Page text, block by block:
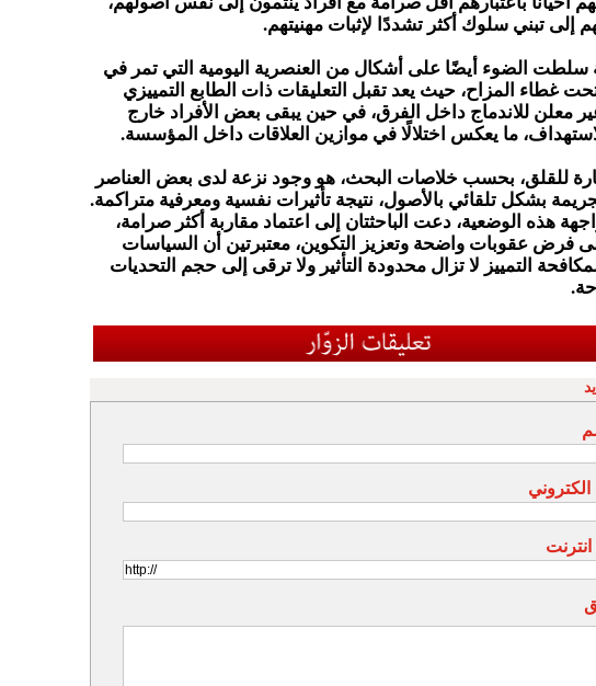
إلى تبني سلوك أكثر تشددًا لإثبات مهنيتهم.
سلطت الضوء أيضًا على أشكال من العنصرية اليومية التي تمر في
غطاء المزاح، حيث يعد تقبل التعليقات ذات الطابع التمييزي
معلن للاندماج داخل الفرق، في حين يبقى بعض الأفراد خارج
ما يعكس اختلالًا في موازين العلاقات داخل المؤسسة.
للقلق، بحسب خلاصات البحث، هو وجود نزعة لدى بعض العناصر
بشكل تلقائي بالأصول، نتيجة تأثيرات نفسية ومعرفية متراكمة.
هذه الوضعية، دعت الباحثتان إلى اعتماد مقاربة أكثر صرامة،
فرض عقوبات واضحة وتعزيز التكوين، معتبرتين أن السياسات
التمييز لا تزال محدودة التأثير ولا ترقى إلى حجم التحديات